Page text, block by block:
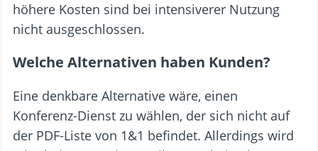
höhere Kosten sind bei intensiverer Nutzung
nicht ausgeschlossen.
Welche Alternativen haben Kunden?
Eine denkbare Alternative wäre, einen
Konferenz-Dienst zu wählen, der sich nicht auf
der PDF-Liste von 1&1 befindet. Allerdings wird